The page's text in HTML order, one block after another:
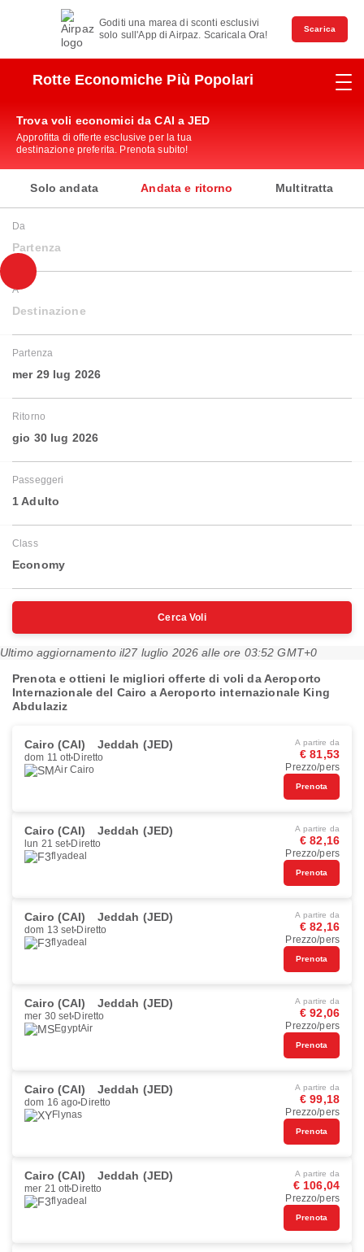
Goditi una marea di sconti esclusivi
solo sull'App di Airpaz. Scaricala Ora!
Scarica
Rotte Economiche Più Popolari
Trova voli economici da CAI a JED
Approfitta di offerte esclusive per la tua
destinazione preferita. Prenota subito!
Solo andata Andata e ritorno Multitratta
Da
Partenza
A
Destinazione
Partenza
mer 29 lug 2026
Ritorno
gio 30 lug 2026
Passeggeri
1 Adulto
Class
Economy
Cerca Voli
Ultimo aggiornamento il27 luglio 2026 alle ore 03:52 GMT+0
Prenota e ottieni le migliori offerte di voli da Aeroporto
Internazionale del Cairo a Aeroporto internazionale King
Abdulaziz
Cairo (CAI) Jeddah (JED)
dom 11 ott Diretto
Air Cairo
A partire da
€ 81,53
Prezzo/pers
Prenota
Cairo (CAI) Jeddah (JED)
lun 21 set Diretto
flyadeal
A partire da
€ 82,16
Prezzo/pers
Prenota
Cairo (CAI) Jeddah (JED)
dom 13 set Diretto
flyadeal
A partire da
€ 82,16
Prezzo/pers
Prenota
Cairo (CAI) Jeddah (JED)
mer 30 set Diretto
EgyptAir
A partire da
€ 92,06
Prezzo/pers
Prenota
Cairo (CAI) Jeddah (JED)
dom 16 ago Diretto
Flynas
A partire da
€ 99,18
Prezzo/pers
Prenota
Cairo (CAI) Jeddah (JED)
mer 21 ott Diretto
flyadeal
A partire da
€ 106,04
Prezzo/pers
Prenota